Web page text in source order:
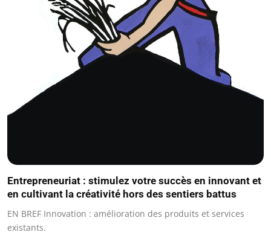
Entrepreneuriat : stimulez votre succès en innovant et
en cultivant la créativité hors des sentiers battus
EN BREF Innovation : amélioration des produits et services
existants.